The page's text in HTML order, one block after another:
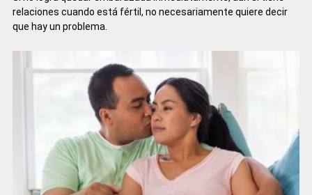
relaciones cuando está fértil, no necesariamente quiere decir
que hay un problema.